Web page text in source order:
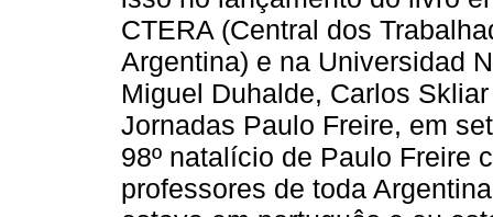
CTERA (Central dos
Argentina) e na Universidad
Miguel Duhalde, Carlos
Jornadas Paulo Freire, em
98º natalício de Paulo Freire
professores de toda